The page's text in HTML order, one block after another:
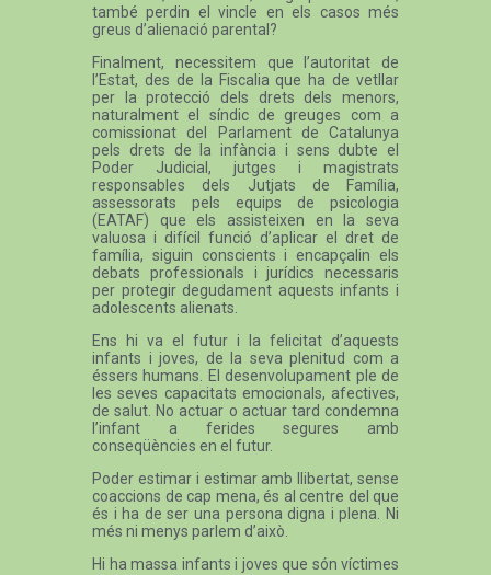
també perdin el vincle en els casos més
greus d’alienació parental?
Finalment, necessitem que l’autoritat de
l’Estat, des de la Fiscalia que ha de vetllar
per la protecció dels drets dels menors,
naturalment el síndic de greuges com a
comissionat del Parlament de Catalunya
pels drets de la infància i sens dubte el
Poder Judicial, jutges i magistrats
responsables dels Jutjats de Família,
assessorats pels equips de psicologia
(EATAF) que els assisteixen en la seva
valuosa i difícil funció d’aplicar el dret de
família, siguin conscients i encapçalin els
debats professionals i jurídics necessaris
per protegir degudament aquests infants i
adolescents alienats.
Ens hi va el futur i la felicitat d’aquests
infants i joves, de la seva plenitud com a
éssers humans. El desenvolupament ple de
les seves capacitats emocionals, afectives,
de salut. No actuar o actuar tard condemna
l’infant a ferides segures amb
conseqüències en el futur.
Poder estimar i estimar amb llibertat, sense
coaccions de cap mena, és al centre del que
és i ha de ser una persona digna i plena. Ni
més ni menys parlem d’això.
Hi ha massa infants i joves que són víctimes